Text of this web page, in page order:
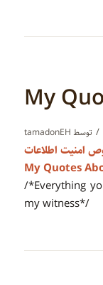
My
/ توسط tamadonEH
امنیت اطلاعات
My Quotes
/*Everything
my witness*/